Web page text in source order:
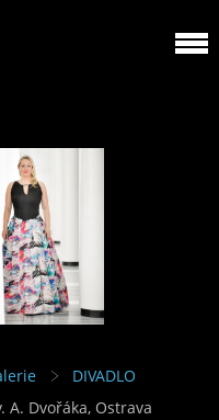
DIVADLO
A. Dvořáka, Ostrava